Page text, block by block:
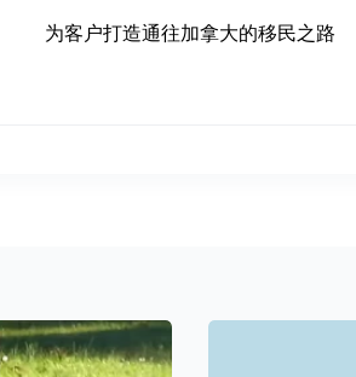
为客户打造通往加拿大的移民之路